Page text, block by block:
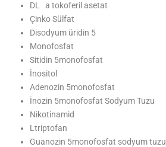
DL a tokoferil asetat
Çinko Sülfat
Disodyum üridin 5
Monofosfat
Sitidin 5monofosfat
İnositol
Adenozin 5monofosfat
İnozin 5monofosfat Sodyum Tuzu
Nikotinamid
Ltriptofan
Guanozin 5monofosfat sodyum tuzu